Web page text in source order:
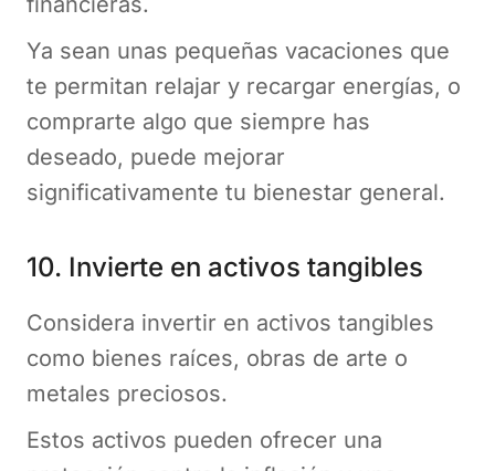
Ya sean unas pequeñas vacaciones que
te permitan relajar y recargar energías, o
comprarte algo que siempre has
deseado, puede mejorar
significativamente tu bienestar general.
10. Invierte en activos tangibles
Considera invertir en activos tangibles
como bienes raíces, obras de arte o
metales preciosos.
Estos activos pueden ofrecer una